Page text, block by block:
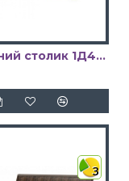
Туалетний столик 1Д4Ш Токіо Мебель Сервіс
3